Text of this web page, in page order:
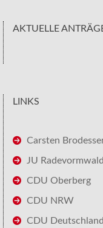
AKTUELLE
LINKS
Carsten
JU Radevormwald
CDU Oberberg
CDU NRW
CDU Deutschland